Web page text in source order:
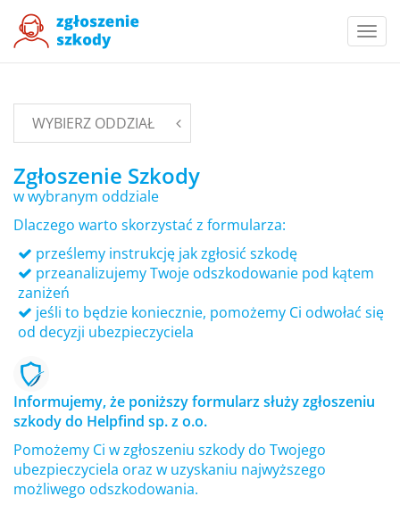
WYBIERZ ODDZIAŁ
Zgłoszenie Szkody
w wybranym oddziale
Dlaczego warto skorzystać z formularza:
prześlemy instrukcję jak zgłosić szkodę
przeanalizujemy Twoje odszkodowanie pod kątem
zaniżeń
jeśli to będzie koniecznie, pomożemy Ci odwołać się
od decyzji ubezpieczyciela
Informujemy, że poniższy formularz służy zgłoszeniu
szkody do Helpfind sp. z o.o.
Pomożemy Ci w zgłoszeniu szkody do Twojego
ubezpieczyciela oraz w uzyskaniu najwyższego
możliwego odszkodowania.